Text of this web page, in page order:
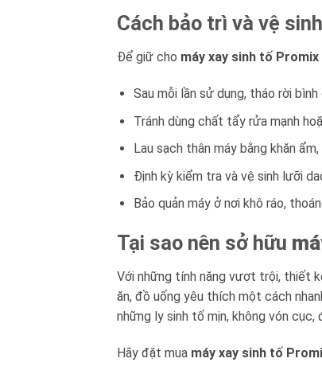
Cách bảo trì và vệ sinh
Để giữ cho máy xay sinh tố Promix
Sau mỗi lần sử dụng, tháo rời
Tránh dùng chất tẩy rửa mạnh
Lau sạch thân máy bằng khăn
Định kỳ kiểm tra và vệ sinh lưỡi
Bảo quản máy ở nơi khô ráo,
Tại sao nên sở hữu
Với những tính năng vượt trội, thiết
ăn, đồ uống yêu thích một cách
những ly sinh tố mịn, không vón cục,
Hãy đặt mua máy xay sinh tố